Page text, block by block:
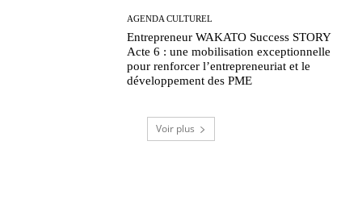
AGENDA CULTUREL
Entrepreneur WAKATO Success STORY
Acte 6 : une mobilisation exceptionnelle
pour renforcer l’entrepreneuriat et le
développement des PME
Voir plus